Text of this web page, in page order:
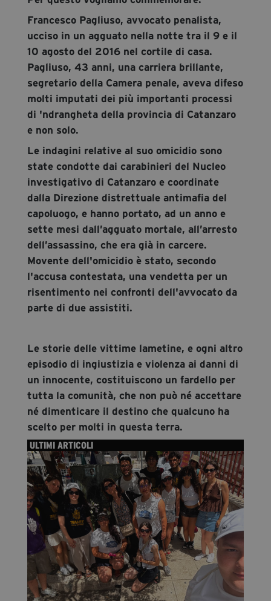
Francesco Pagliuso, avvocato penalista,
ucciso in un agguato nella notte tra il 9 e il
10 agosto del 2016 nel cortile di casa.
Pagliuso, 43 anni, una carriera brillante,
segretario della Camera penale, aveva difeso
molti imputati dei più importanti processi
di 'ndrangheta della provincia di Catanzaro
e non solo.
Le indagini relative al suo omicidio sono
state condotte dai carabinieri del Nucleo
investigativo di Catanzaro e coordinate
dalla Direzione distrettuale antimafia del
capoluogo, e hanno portato, ad un anno e
sette mesi dall’agguato mortale, all’arresto
dell’assassino, che era già in carcere.
Movente dell'omicidio è stato, secondo
l'accusa contestata, una vendetta per un
risentimento nei confronti dell'avvocato da
parte di due assistiti.
Le storie delle vittime lametine, e ogni altro
episodio di ingiustizia e violenza ai danni di
un innocente, costituiscono un fardello per
tutta la comunità, che non può né accettare
né dimenticare il destino che qualcuno ha
scelto per molti in questa terra.
ULTIMI ARTICOLI